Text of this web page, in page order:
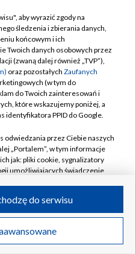
TVP
zgody
S.A. w likwidacji
aby wyrazić zgody na
śledzenia i zbierania danych,
końcowym i ich
Twoich danych osobowych przez
(zwaną dalej również „TVP”),
oraz pozostałych Zaufanych
(w tym do
do Twoich zainteresowań i
które wskazujemy poniżej, a
identyfikatora PPID do Google.
odwiedzania przez Ciebie naszych
„Portalem”, w tym informacje
jak: pliki cookie, sygnalizatory
umożliwiających świadczenie
odwiedzania przez Ciebie
jak adresy IP, identyfikatory
do serwisu